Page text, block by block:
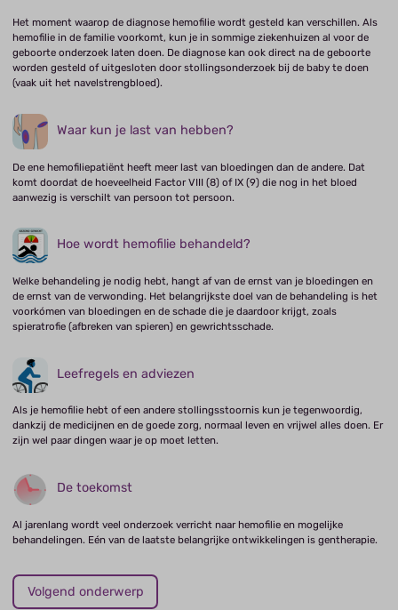
Het moment waarop de diagnose hemofilie wordt gesteld kan verschillen. Als
hemofilie in de familie voorkomt, kun je in sommige ziekenhuizen al voor de
geboorte onderzoek laten doen. De diagnose kan ook direct na de geboorte
worden gesteld of uitgesloten door stollingsonderzoek bij de baby te doen
(vaak uit het navelstrengbloed).
Waar kun je last van hebben?
De ene hemofiliepatiënt heeft meer last van bloedingen dan de andere. Dat
komt doordat de hoeveelheid Factor VIII (8) of IX (9) die nog in het bloed
aanwezig is verschilt van persoon tot persoon.
Hoe wordt hemofilie behandeld?
Welke behandeling je nodig hebt, hangt af van de ernst van je bloedingen en
de ernst van de verwonding. Het belangrijkste doel van de behandeling is het
voorkómen van bloedingen en de schade die je daardoor krijgt, zoals
spieratrofie (afbreken van spieren) en gewrichtsschade.
Leefregels en adviezen
Als je hemofilie hebt of een andere stollingsstoornis kun je tegenwoordig,
dankzij de medicijnen en de goede zorg, normaal leven en vrijwel alles doen. Er
zijn wel paar dingen waar je op moet letten.
De toekomst
Al jarenlang wordt veel onderzoek verricht naar hemofilie en mogelijke
behandelingen. Eén van de laatste belangrijke ontwikkelingen is gentherapie.
Volgend onderwerp